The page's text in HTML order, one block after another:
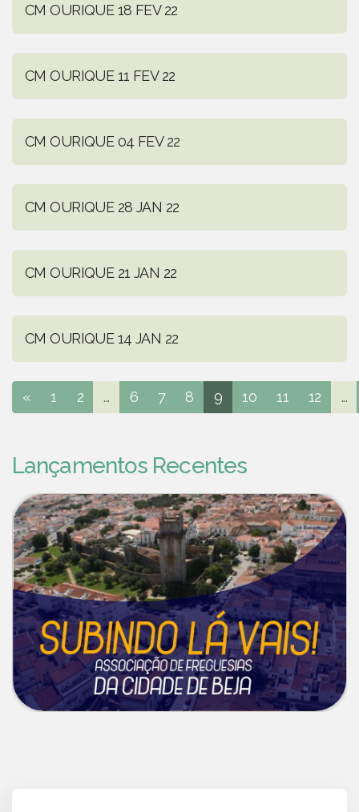
CM OURIQUE 18 FEV 22
CM OURIQUE 11 FEV 22
CM OURIQUE 04 FEV 22
CM OURIQUE 28 JAN 22
CM OURIQUE 21 JAN 22
CM OURIQUE 14 JAN 22
« 1 2 ... 6 7 8 9 10 11 12 ...
Lançamentos Recentes